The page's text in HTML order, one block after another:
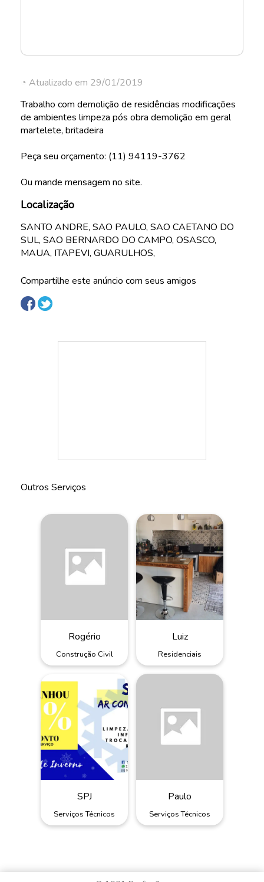
◔ Atualizado em 29/01/2019
Trabalho com demolição de residências modificações
de ambientes limpeza pós obra demolição em geral
martelete, britadeira
Peça seu orçamento: (11) 94119-3762
Ou mande mensagem no site.
Localização
SANTO ANDRE, SAO PAULO, SAO CAETANO DO
SUL, SAO BERNARDO DO CAMPO, OSASCO,
MAUA, ITAPEVI, GUARULHOS,
Compartilhe este anúncio com seus amigos
Outros Serviços
Rogério
Construção Civil
Luiz
Residenciais
SPJ
Serviços Técnicos
Paulo
Serviços Técnicos